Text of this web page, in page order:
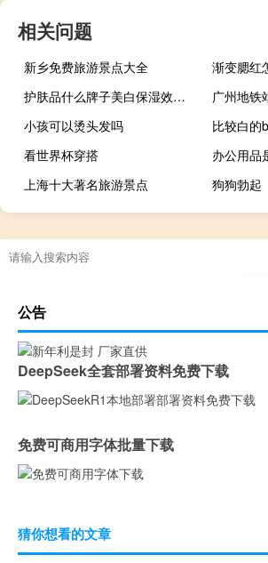
相关问题
新乡免费旅游景点大全
渐变腮红
护肤品什么牌子美白保湿效果比较好
广州地铁
小孩可以烫头发吗
比较白的
看世界杯穿搭
办公用品
上海十大著名旅游景点
狗狗勃起
公告
DeepSeek全套部署资料免费下载
免费可商用字体批量下载
猜你想看的文章